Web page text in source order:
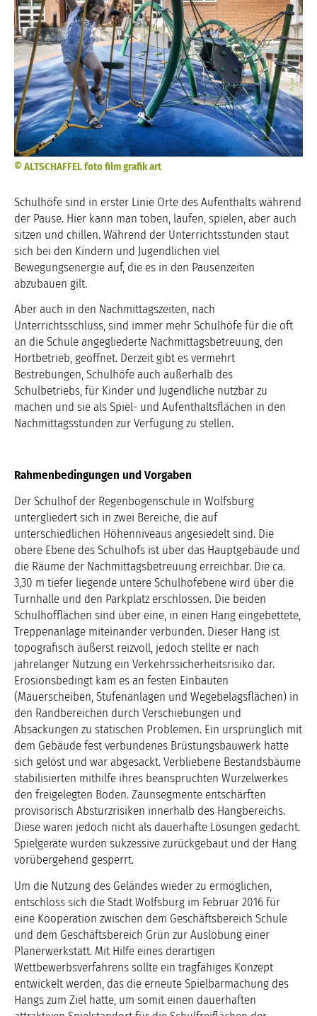
© ALTSCHAFFEL foto film grafik art
Schulhöfe sind in erster Linie Orte des Aufenthalts während
der Pause. Hier kann man toben, laufen, spielen, aber auch
sitzen und chillen. Während der Unterrichtsstunden staut
sich bei den Kindern und Jugendlichen viel
Bewegungsenergie auf, die es in den Pausenzeiten
abzubauen gilt.
Aber auch in den Nachmittagszeiten, nach
Unterrichtsschluss, sind immer mehr Schulhöfe für die oft
an die Schule angegliederte Nachmittagsbetreuung, den
Hortbetrieb, geöffnet. Derzeit gibt es vermehrt
Bestrebungen, Schulhöfe auch außerhalb des
Schulbetriebs, für Kinder und Jugendliche nutzbar zu
machen und sie als Spiel- und Aufenthaltsflächen in den
Nachmittagsstunden zur Verfügung zu stellen.
Rahmenbedingungen und Vorgaben
Der Schulhof der Regenbogenschule in Wolfsburg
untergliedert sich in zwei Bereiche, die auf
unterschiedlichen Höhenniveaus angesiedelt sind. Die
obere Ebene des Schulhofs ist über das Hauptgebäude und
die Räume der Nachmittagsbetreuung erreichbar. Die ca.
3,30 m tiefer liegende untere Schulhofebene wird über die
Turnhalle und den Parkplatz erschlossen. Die beiden
Schulhofflächen sind über eine, in einen Hang eingebettete,
Treppenanlage miteinander verbunden. Dieser Hang ist
topografisch äußerst reizvoll, jedoch stellte er nach
jahrelanger Nutzung ein Verkehrssicherheitsrisiko dar.
Erosionsbedingt kam es an festen Einbauten
(Mauerscheiben, Stufenanlagen und Wegebelagsflächen) in
den Randbereichen durch Verschiebungen und
Absackungen zu statischen Problemen. Ein ursprünglich mit
dem Gebäude fest verbundenes Brüstungsbauwerk hatte
sich gelöst und war abgesackt. Verbliebene Bestandsbäume
stabilisierten mithilfe ihres beanspruchten Wurzelwerkes
den freigelegten Boden. Zaunsegmente entschärften
provisorisch Absturzrisiken innerhalb des Hangbereichs.
Diese waren jedoch nicht als dauerhafte Lösungen gedacht.
Spielgeräte wurden sukzessive zurückgebaut und der Hang
vorübergehend gesperrt.
Um die Nutzung des Geländes wieder zu ermöglichen,
entschloss sich die Stadt Wolfsburg im Februar 2016 für
eine Kooperation zwischen dem Geschäftsbereich Schule
und dem Geschäftsbereich Grün zur Auslobung einer
Planerwerkstatt. Mit Hilfe eines derartigen
Wettbewerbsverfahrens sollte ein tragfähiges Konzept
entwickelt werden, das die erneute Spielbarmachung des
Hangs zum Ziel hatte, um somit einen dauerhaften